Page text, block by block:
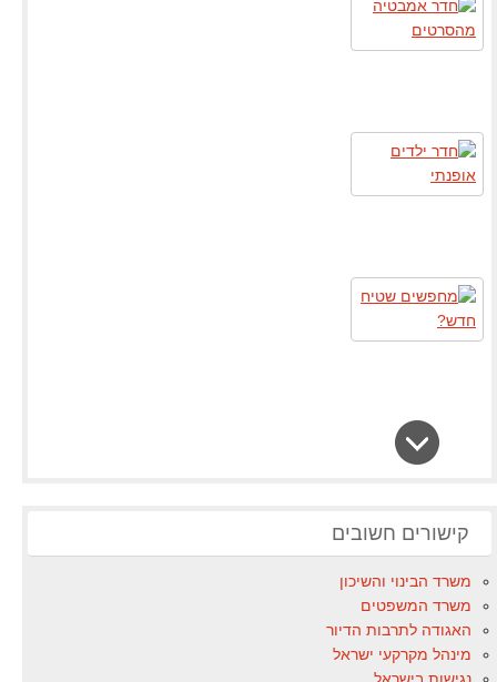
קישורים חשובים
משרד הבינוי והשיכון
משרד המשפטים
האגודה לתרבות הדיור
מינהל מקרקעי ישראל